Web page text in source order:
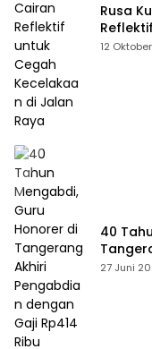
Rusa
Raya
12
40
Rp414
27 Juni